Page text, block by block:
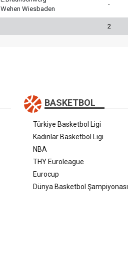
Wehen Wiesbaden
-
2
BASKETBOL
Türkiye Basketbol Ligi
Kadınlar Basketbol Ligi
NBA
THY Euroleague
Eurocup
Dünya Basketbol Şampiyonası